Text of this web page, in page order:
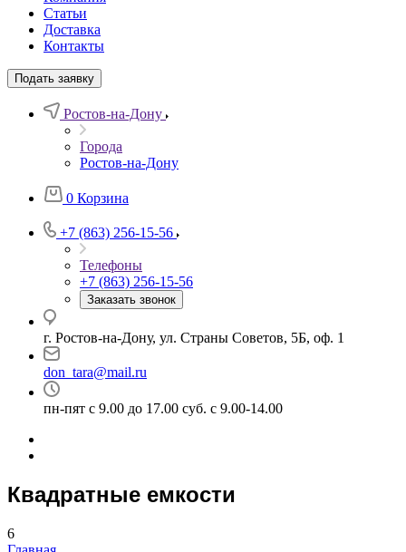
Статьи
Доставка
Контакты
Подать заявку
Ростов-на-Дону
Города
Ростов-на-Дону
0 Корзина
+7 (863) 256-15-56
Телефоны
+7 (863) 256-15-56
Заказать звонок
г. Ростов-на-Дону, ул. Страны Советов, 5Б, оф. 1
don_tara@mail.ru
пн-пят с 9.00 до 17.00 суб. с 9.00-14.00
Квадратные емкости
6